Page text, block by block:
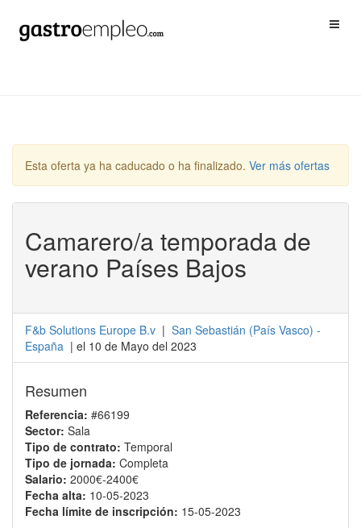
Esta oferta ya ha caducado o ha finalizado. Ver más ofertas
Camarero/a temporada de
verano Países Bajos
F&b Solutions Europe B.v | San Sebastián (País Vasco) -
España | el 10 de Mayo del 2023
Resumen
Referencia: #66199
Sector: Sala
Tipo de contrato: Temporal
Tipo de jornada: Completa
Salario: 2000€-2400€
Fecha alta: 10-05-2023
Fecha límite de inscripción: 15-05-2023